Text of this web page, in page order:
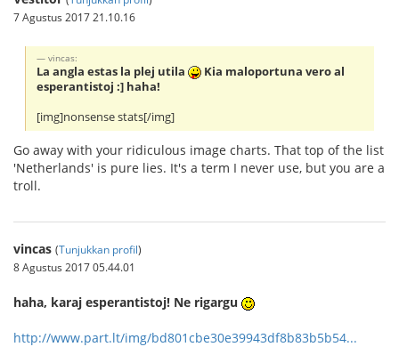
7 Agustus 2017 21.10.16
vincas:
La angla estas la plej utila
Kia maloportuna vero al
esperantistoj :] haha!
[img]nonsense stats[/img]
Go away with your ridiculous image charts. That top of the list
'Netherlands' is pure lies. It's a term I never use, but you are a
troll.
vincas (Tunjukkan profil)
8 Agustus 2017 05.44.01
haha, karaj esperantistoj! Ne rigargu
http://www.part.lt/img/bd801cbe30e39943df8b83b5b54...